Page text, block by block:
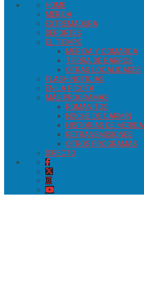
HOME
MÉRIDA
EXTREMADURA
DEPORTES
EL TIEMPO
MÉRIDA Y COMARCA
TIERRA DE BARROS
OTRAS LOCALIDADES
FLASH NOTICIAS
EN LA PICOTA
MÁS PROGRAMAS
ROMANITOS
NOCHE DE CARMÍN
HISTORIAS DE MÉRIDA
RETRANSMISIONES
OTROS PROGRAMAS
DIRECTO